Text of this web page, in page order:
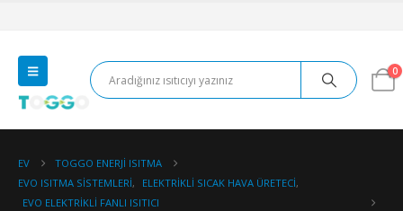
0
EV
TOGGO ENERJI ISITMA
EVO ISITMA SISTEMLERI, ELEKTRIKLI SICAK HAVA ÜRETECI,
EVO ELEKTRIKLI FANLI ISITICI